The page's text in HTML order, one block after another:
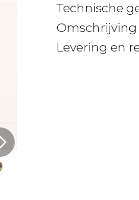
Technische
Omschrijving
Levering en